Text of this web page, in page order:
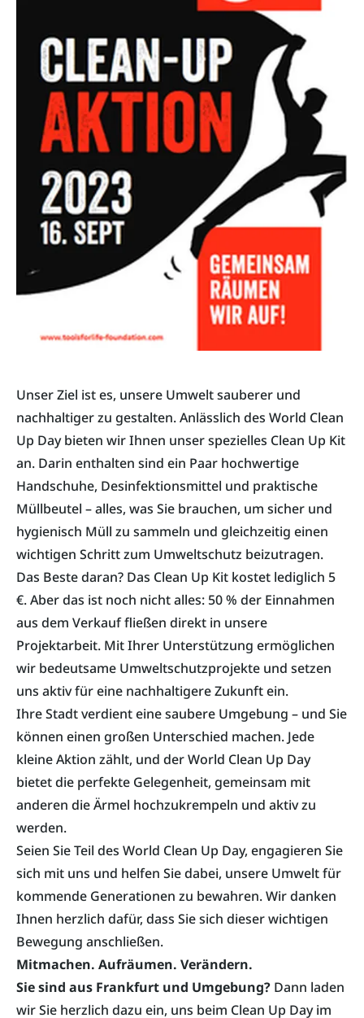
Unser Ziel ist es, unsere Umwelt sauberer und
nachhaltiger zu gestalten. Anlässlich des World Clean
Up Day bieten wir Ihnen unser spezielles Clean Up Kit
an. Darin enthalten sind ein Paar hochwertige
Handschuhe, Desinfektionsmittel und praktische
Müllbeutel – alles, was Sie brauchen, um sicher und
hygienisch Müll zu sammeln und gleichzeitig einen
wichtigen Schritt zum Umweltschutz beizutragen.
Das Beste daran? Das Clean Up Kit kostet lediglich 5
€. Aber das ist noch nicht alles: 50 % der Einnahmen
aus dem Verkauf fließen direkt in unsere
Projektarbeit. Mit Ihrer Unterstützung ermöglichen
wir bedeutsame Umweltschutzprojekte und setzen
uns aktiv für eine nachhaltigere Zukunft ein.
Ihre Stadt verdient eine saubere Umgebung – und Sie
können einen großen Unterschied machen. Jede
kleine Aktion zählt, und der World Clean Up Day
bietet die perfekte Gelegenheit, gemeinsam mit
anderen die Ärmel hochzukrempeln und aktiv zu
werden.
Seien Sie Teil des World Clean Up Day, engagieren Sie
sich mit uns und helfen Sie dabei, unsere Umwelt für
kommende Generationen zu bewahren. Wir danken
Ihnen herzlich dafür, dass Sie sich dieser wichtigen
Bewegung anschließen.
Mitmachen. Aufräumen. Verändern.
Sie sind aus Frankfurt und Umgebung? Dann laden
wir Sie herzlich dazu ein, uns beim Clean Up Day im